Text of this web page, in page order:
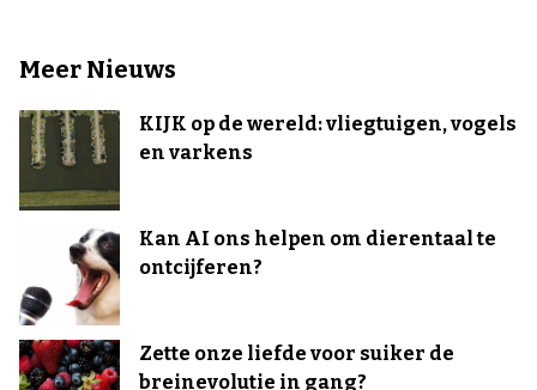
Meer Nieuws
KIJK op de wereld: vliegtuigen, vogels
en varkens
Kan AI ons helpen om dierentaal te
ontcijferen?
Zette onze liefde voor suiker de
breinevolutie in gang?